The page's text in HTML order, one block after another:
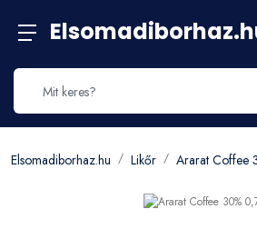
Elsomadiborhaz.hu Likőr Ararat Coffee